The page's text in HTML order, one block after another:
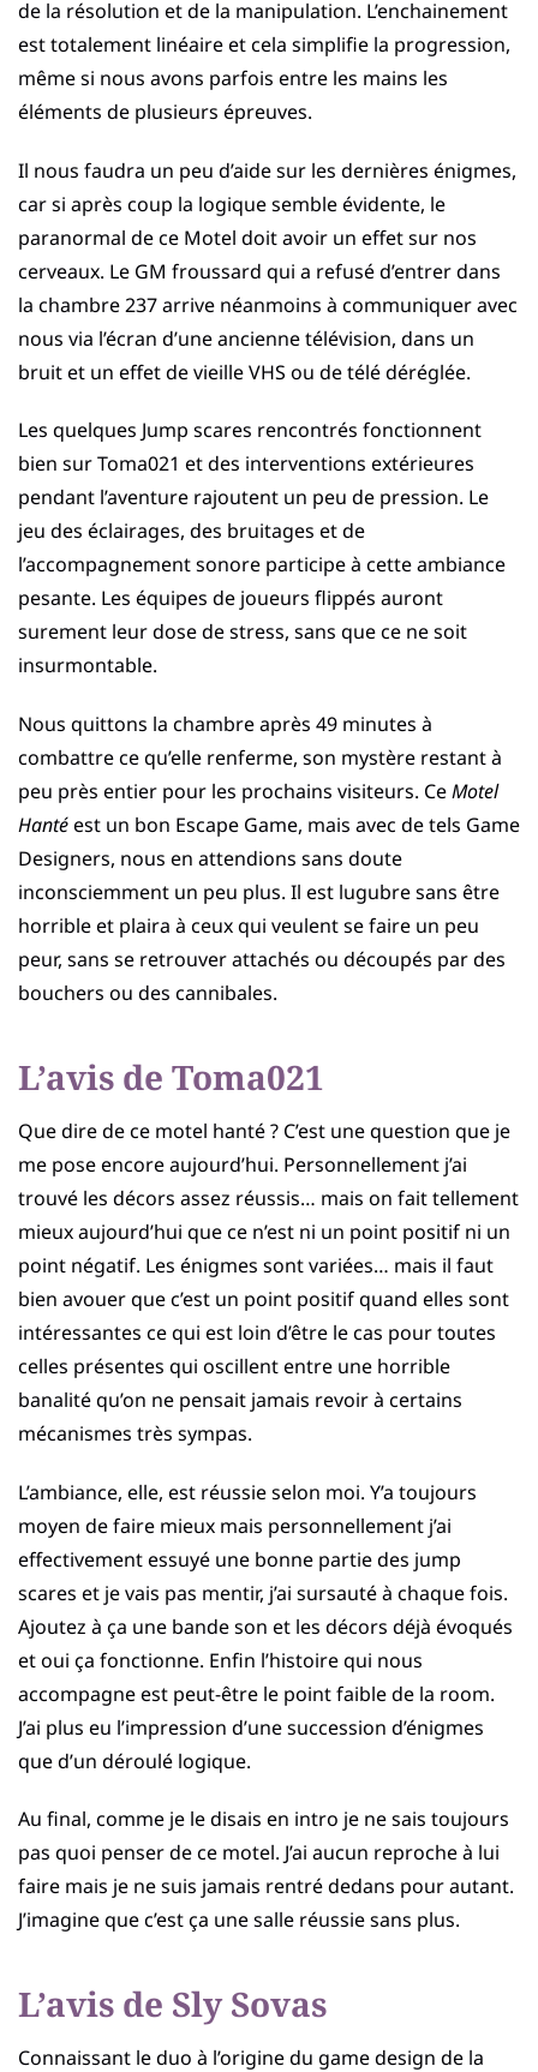
de la résolution et de la manipulation. L’enchainement
est totalement linéaire et cela simplifie la progression,
même si nous avons parfois entre les mains les
éléments de plusieurs épreuves.
Il nous faudra un peu d’aide sur les dernières énigmes,
car si après coup la logique semble évidente, le
paranormal de ce Motel doit avoir un effet sur nos
cerveaux. Le GM froussard qui a refusé d’entrer dans
la chambre 237 arrive néanmoins à communiquer avec
nous via l’écran d’une ancienne télévision, dans un
bruit et un effet de vieille VHS ou de télé déréglée.
Les quelques Jump scares rencontrés fonctionnent
bien sur Toma021 et des interventions extérieures
pendant l’aventure rajoutent un peu de pression. Le
jeu des éclairages, des bruitages et de
l’accompagnement sonore participe à cette ambiance
pesante. Les équipes de joueurs flippés auront
surement leur dose de stress, sans que ce ne soit
insurmontable.
Nous quittons la chambre après 49 minutes à
combattre ce qu’elle renferme, son mystère restant à
peu près entier pour les prochains visiteurs. CeMotel
Hantéest un bon Escape Game, mais avec de tels Game
Designers, nous en attendions sans doute
inconsciemment un peu plus. Il est lugubre sans être
horrible et plaira à ceux qui veulent se faire un peu
peur, sans se retrouver attachés ou découpés par des
bouchers ou des cannibales.
L’avis de Toma021
Que dire de ce motel hanté ? C’est une question que je
me pose encore aujourd’hui. Personnellement j’ai
trouvé les décors assez réussis… mais on fait tellement
mieux aujourd’hui que ce n’est ni un point positif ni un
point négatif. Les énigmes sont variées… mais il faut
bien avouer que c’est un point positif quand elles sont
intéressantes ce qui est loin d’être le cas pour toutes
celles présentes qui oscillent entre une horrible
banalité qu’on ne pensait jamais revoir à certains
mécanismes très sympas.
L’ambiance, elle, est réussie selon moi. Y’a toujours
moyen de faire mieux mais personnellement j’ai
effectivement essuyé une bonne partie des jump
scares et je vais pas mentir, j’ai sursauté à chaque fois.
Ajoutez à ça une bande son et les décors déjà évoqués
et oui ça fonctionne. Enfin l’histoire qui nous
accompagne est peut-être le point faible de la room.
J’ai plus eu l’impression d’une succession d’énigmes
que d’un déroulé logique.
Au final, comme je le disais en intro je ne sais toujours
pas quoi penser de ce motel. J’ai aucun reproche à lui
faire mais je ne suis jamais rentré dedans pour autant.
J’imagine que c’est ça une salle réussie sans plus.
L’avis de Sly Sovas
Connaissant le duo à l’origine du game design de la